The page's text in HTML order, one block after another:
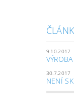
9.10.2017
30.7.2017
NENÍ